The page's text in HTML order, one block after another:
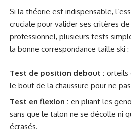
Si la théorie est indispensable,
cruciale pour valider ses critères de
professionnel, plusieurs tests
la bonne correspondance taille ski :
Test de position debout : orteils
le bout de la chaussure pour ne
Test en flexion : en pliant les
sans que le talon ne se décolle ni
écrasés.